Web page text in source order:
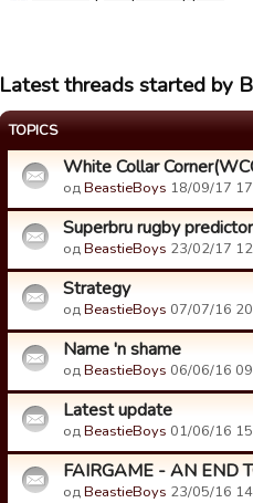
Latest threads started by
TOPICS
White Collar
одBeastieBoys 18/09/17
Superbru rugby predictor
одBeastieBoys 23/02/17
Strategy
одBeastieBoys 07/07/16
Name 'n shame
одBeastieBoys 06/06/16
Latest update
одBeastieBoys 01/06/16
FAIRGAME - AN END
одBeastieBoys 23/05/16